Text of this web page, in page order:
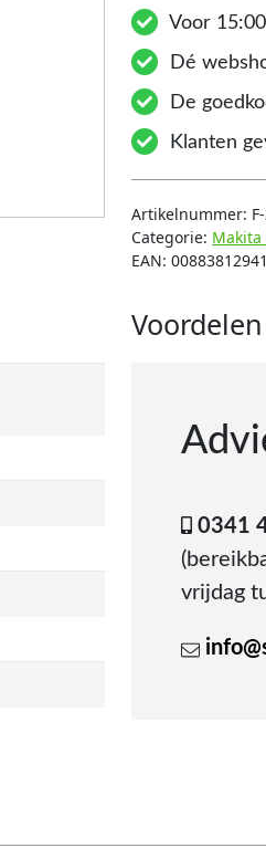
Voor
Dé
De
Klanten
Artikelnummer:
Categorie: Makita
EAN:
Voordelen
0341
vrijdag